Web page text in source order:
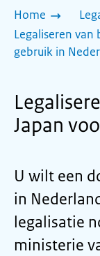
Home
Legaliseren
gebruik in
Japan
U wilt een
in
legalisatie
ministerie